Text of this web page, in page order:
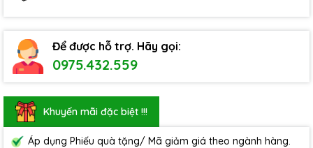
Để được hỗ trợ. Hãy gọi:
0975.432.559
Khuyến mãi đặc biệt !!!
Áp dụng Phiếu quà tặng/ Mã giảm giá theo ngành hàng.